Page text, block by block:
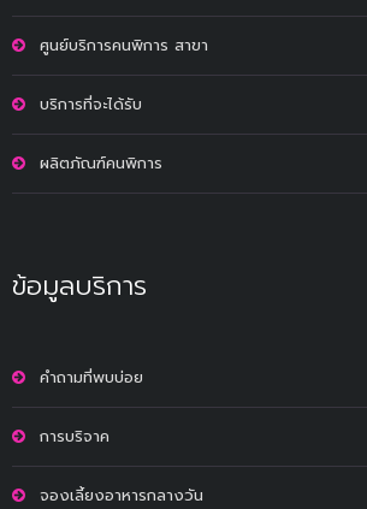
ศูนย์บริการคนพิการ สาขา
บริการที่จะได้รับ
ผลิตภัณฑ์คนพิการ
ข้อมูลบริการ
คำถามที่พบบ่อย
การบริจาค
จองเลี้ยงอาหารกลางวัน